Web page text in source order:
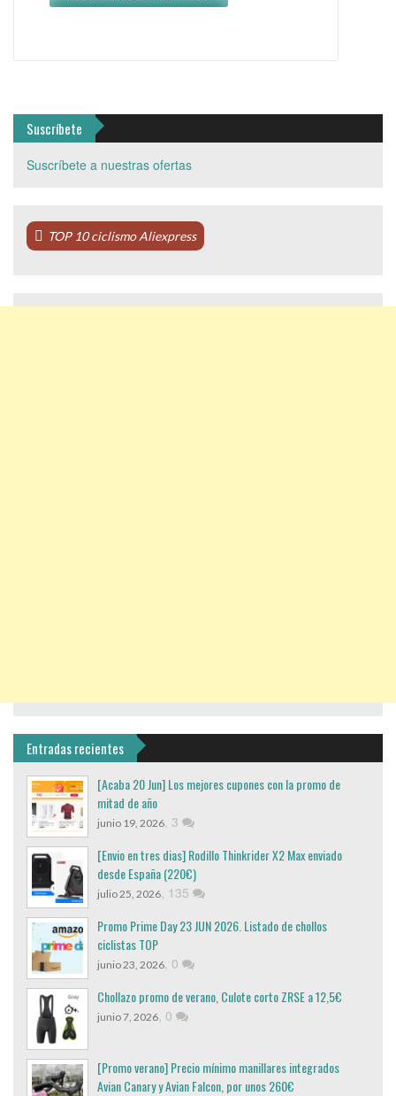
Suscríbete
Suscríbete a nuestras ofertas
TOP 10 ciclismo Aliexpress
Entradas recientes
[Acaba 20 Jun] Los mejores cupones con la promo de
mitad de año
junio 19, 2026, 3
[Envio en tres dias] Rodillo Thinkrider X2 Max enviado
desde España (220€)
julio 25, 2026, 135
Promo Prime Day 23 JUN 2026. Listado de chollos
ciclistas TOP
junio 23, 2026, 0
Chollazo promo de verano, Culote corto ZRSE a 12,5€
junio 7, 2026, 0
[Promo verano] Precio mínimo manillares integrados
Avian Canary y Avian Falcon, por unos 260€